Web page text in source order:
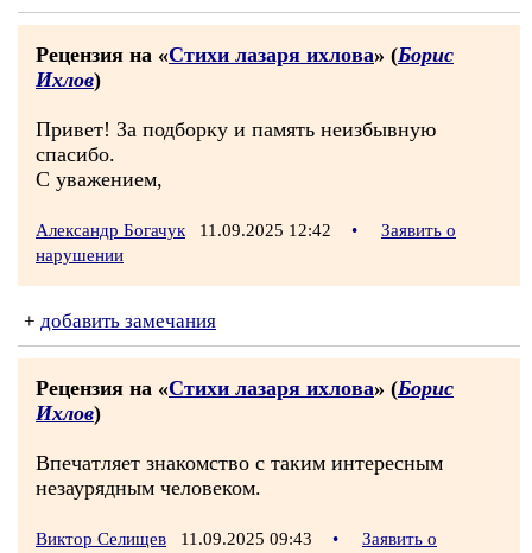
Рецензия на «Стихи лазаря ихлова» (Борис
Ихлов)
Привет! За подборку и память неизбывную
спасибо.
С уважением,
Александр Богачук 11.09.2025 12:42 •
Заявить о
нарушении
+ добавить замечания
Рецензия на «Стихи лазаря ихлова» (Борис
Ихлов)
Впечатляет знакомство с таким интересным
незаурядным человеком.
Виктор Селищев 11.09.2025 09:43 •
Заявить о